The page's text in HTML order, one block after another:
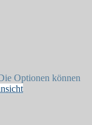
Optionen können